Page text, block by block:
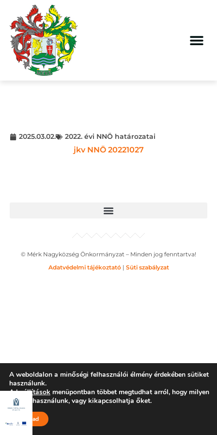
2025.03.02. 2022. évi NNÖ határozatai
jkv NNÖ 20221027
© Mérk Nagyközség Önkormányzat – Minden jog fenntartva!
Adatvédelmi tájékoztató| Süti szabályzat
A weboldalon a minőségi felhasználói élmény érdekében sütiket
használunk.
Abeállítások menüpontban többet megtudhat arról, hogy milyen
sütiket használunk, vagy kikapcsolhatja őket.
Elfogad